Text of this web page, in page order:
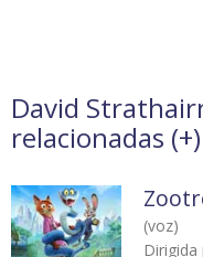
David
relacionadas (+)
(voz)
Dirigida